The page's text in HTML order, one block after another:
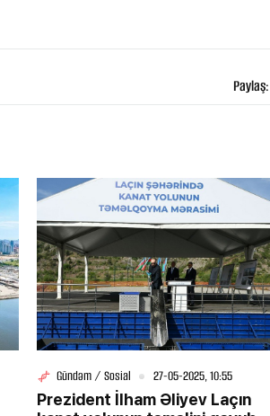
Paylaş:
Gündəm / Sosial 27-05-2025, 10:55
Prezident İlham Əliyev Laçın
25-07-2026, 11:38
Türkiyədə sərnişin avtobusu
avtomobillə toqquşub, 30 nəfər
xəsarət alıb